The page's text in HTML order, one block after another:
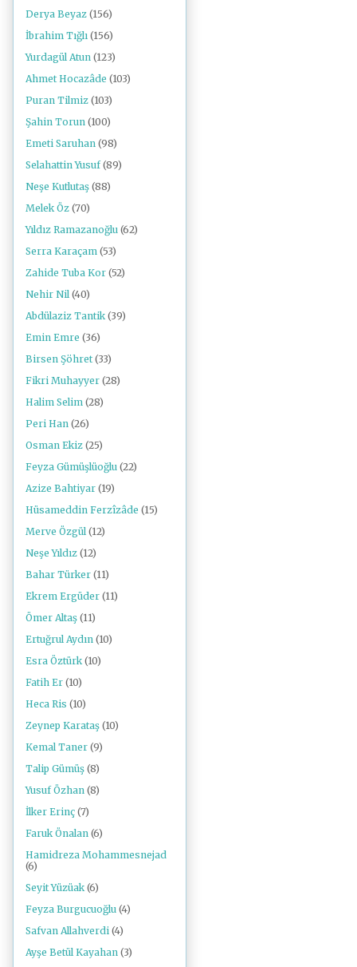
Derya Beyaz (156)
İbrahim Tığlı (156)
Yurdagül Atun (123)
Ahmet Hocazâde (103)
Puran Tilmiz (103)
Şahin Torun (100)
Emeti Saruhan (98)
Selahattin Yusuf (89)
Neşe Kutlutaş (88)
Melek Öz (70)
Yıldız Ramazanoğlu (62)
Serra Karaçam (53)
Zahide Tuba Kor (52)
Nehir Nil (40)
Abdülaziz Tantik (39)
Emin Emre (36)
Birsen Şöhret (33)
Fikri Muhayyer (28)
Halim Selim (28)
Peri Han (26)
Osman Ekiz (25)
Feyza Gümüşlüoğlu (22)
Azize Bahtiyar (19)
Hüsameddin Ferzîzâde (15)
Merve Özgül (12)
Neşe Yıldız (12)
Bahar Türker (11)
Ekrem Ergüder (11)
Ömer Altaş (11)
Ertuğrul Aydın (10)
Esra Öztürk (10)
Fatih Er (10)
Heca Ris (10)
Zeynep Karataş (10)
Kemal Taner (9)
Talip Gümüş (8)
Yusuf Özhan (8)
İlker Erinç (7)
Faruk Önalan (6)
Hamidreza Mohammesnejad
(6)
Seyit Yüzüak (6)
Feyza Burgucuoğlu (4)
Safvan Allahverdi (4)
Ayşe Betül Kayahan (3)